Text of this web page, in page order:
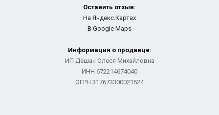
Оставить отзыв:
На Яндекс.Картах
В Google Maps
Информация о продавце:
ИП Дешан Олеся Михайловна
ИНН 672214674040
ОГРН 317673300021524